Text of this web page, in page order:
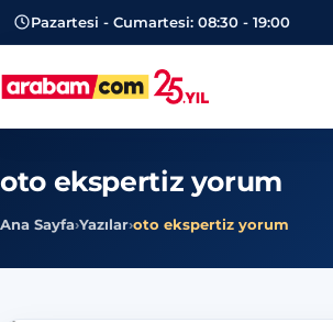
Pazartesi - Cumartesi: 08:30 - 19:00
arabam.com
oto ekspertiz yorum
Ana Sayfa›Yazılar›oto ekspertiz yorum